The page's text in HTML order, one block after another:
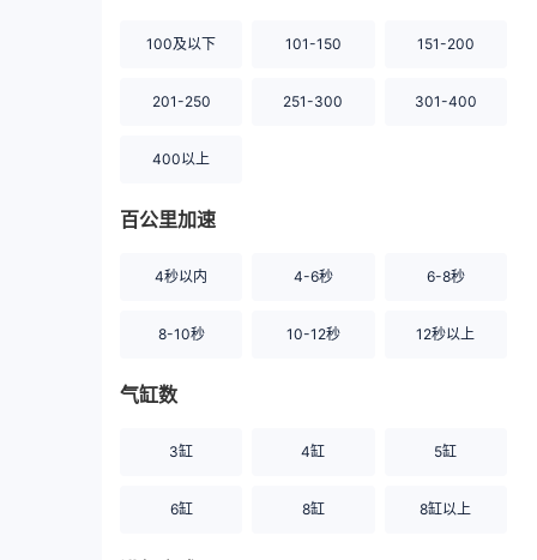
100及以下 101-150 151-200
201-250 251-300 301-400
400以上
百公里加速
4秒以内 4-6秒 6-8秒
8-10秒 10-12秒 12秒以上
气缸数
3缸 4缸 5缸
6缸 8缸 8缸以上